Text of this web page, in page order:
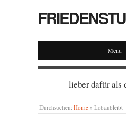
Menu
lieber dafür als
Durchsuchen: Home » Lobaubleibt